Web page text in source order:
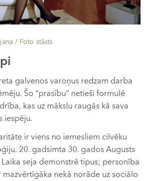
/ Foto stāsts
galvenos varoņus redzam darba
Šo “prasību” netieši formulē
kas uz mākslu raugās kā sava
iespēju.
ir viens no iemesliem cilvēku
20. gadsimta 30. gados Augusts
seja demonstrē tipus; personība
nekā norāde uz sociālo